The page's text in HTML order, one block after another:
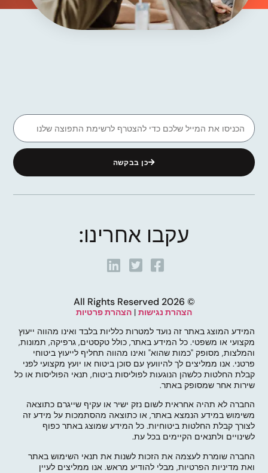
כן בבקשה
עקבו אחרינו:
© 2026 All Rights Reserved
הצהרת נגישות | הצהרת פרטיות
המידע המוצג באתר זה נועד למטרות כלליות בלבד ואינו מהווה ייעוץ
מקצועי או משפטי. כל המידע באתר, כולל טקסטים, גרפיקה, תמונות,
והמלצות, מסופק "כמות שהוא" ואינו מהווה תחליף לייעוץ ביטוחי
פרטני. אנו ממליצים לך להיוועץ עם סוכן ביטוח או יועץ מקצועי לפני
קבלת החלטות כלשהן הנוגעות לפוליסות ביטוח, תנאי הפוליסות או כל
שירות אחר שמסופק באתר.
החברה לא תהיה אחראית לשום נזק ישיר או עקיף שייגרם כתוצאה
משימוש במידע הנמצא באתר, או כתוצאה מהסתמכות על מידע זה
לצורך קבלת החלטות ביטוחיות. כל המידע שמוצג באתר כפוף
לשינויים ולתנאים הקיימים בכל עת.
החברה שומרת לעצמה את הזכות לשנות את תנאי השימוש באתר
ואת מדיניות הפרטיות, מבלי להודיע מראש. אנו ממליצים לעיין